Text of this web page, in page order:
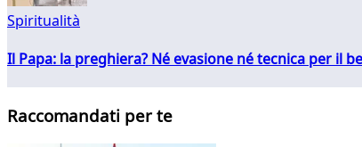
Spiritualità
Il Papa: la preghiera? Né evasione né tecnica per il
Raccomandati per te